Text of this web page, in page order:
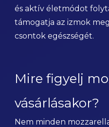
és aktív életmódot
támogatja az izmok
csontok egészségét.
Mire figyelj
vásárlásakor?
Nem minden